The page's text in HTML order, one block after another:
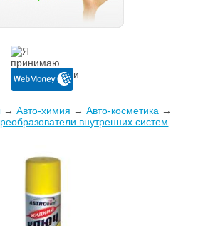
→ Авто-химия → Авто-косметика →
внутренних систем